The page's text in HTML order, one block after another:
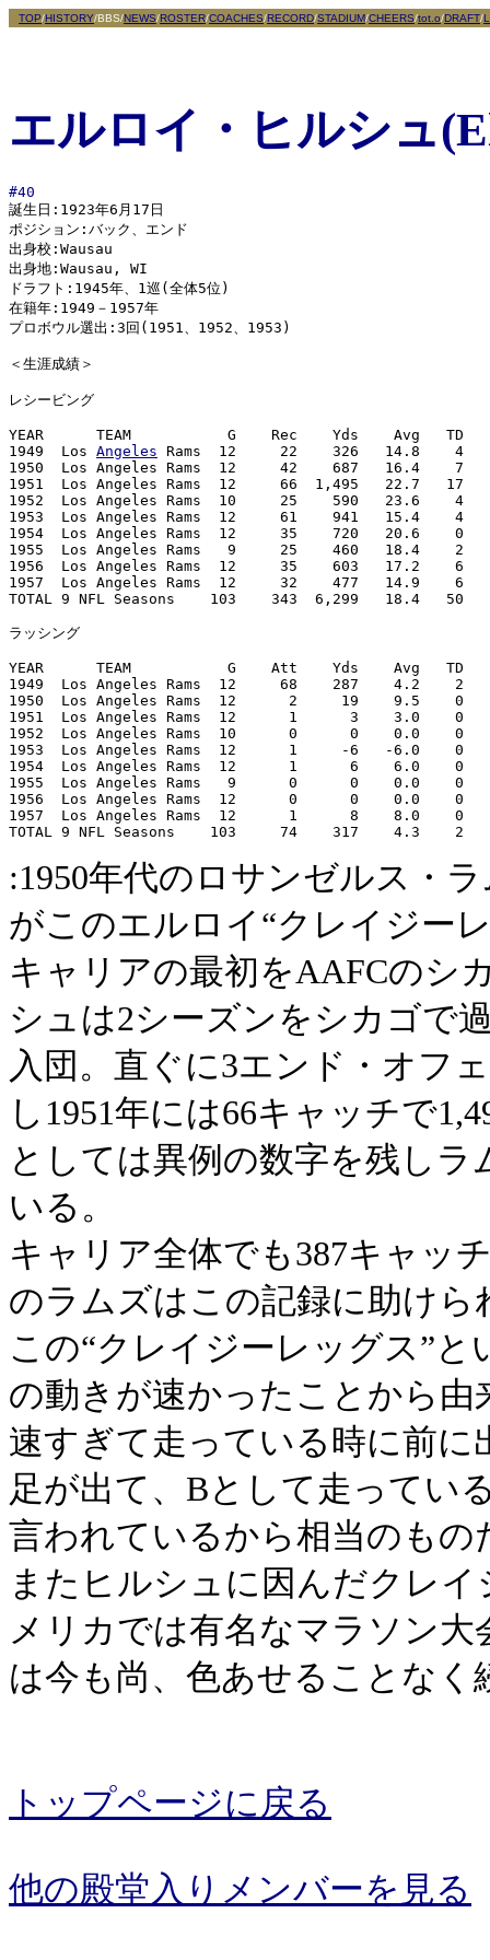
TOP/HISTORY/BBS/NEWS/ROSTER/COACHES/RECORD/STADIUM/CHEERS/tot.o/DRAFT/
エルロイ・ヒルシュ
#40
誕生日:1923年6月17日
ポジション:バック、エンド
出身校:Wausau
出身地:Wausau, WI
ドラフト:1945年、1巡(全体5位)
在籍年:1949－1957年
プロボウル選出:3回(1951、1952、1953)
＜生涯成績＞
レシービング
YEAR      TEAM           G    Rec    Yds    Avg
1949  Los Angeles Rams  12     22    326   14.8    4
1950  Los Angeles Rams  12     42    687   16.4    7
1951  Los Angeles Rams  12     66  1,495   22.7   17
1952  Los Angeles Rams  10     25    590   23.6    4
1953  Los Angeles Rams  12     61    941   15.4    4
1954  Los Angeles Rams  12     35    720   20.6    0
1955  Los Angeles Rams   9     25    460   18.4    2
1956  Los Angeles Rams  12     35    603   17.2    6
1957  Los Angeles Rams  12     32    477   14.9    6
TOTAL 9 NFL Seasons    103    343  6,299   18.4   50
ラッシング
YEAR      TEAM           G    Att    Yds    Avg
1949  Los Angeles Rams  12     68    287    4.2    2
1950  Los Angeles Rams  12      2     19    9.5    0
1951  Los Angeles Rams  12      1      3    3.0    0
1952  Los Angeles Rams  10      0      0    0.0    0
1953  Los Angeles Rams  12      1     -6   -6.0    0
1954  Los Angeles Rams  12      1      6    6.0    0
1955  Los Angeles Rams   9      0      0    0.0    0
1956  Los Angeles Rams  12      0      0    0.0    0
1957  Los Angeles Rams  12      1      8    8.0    0
:1950年代のロサンゼルス・
がこのエルロイ“クレイジー
キャリアの最初をAAFCのシ
シュは2シーズンをシカゴで
入団。直ぐに3エンド・オフ
し1951年には66キャッチで
としては異例の数字を残し
いる。
キャリア全体でも387キャッ
のラムズはこの記録に助けら
この“クレイジーレッグス”
の動きが速かったことから
速すぎて走っている時に前
足が出て、Bとして走ってい
言われているから相当のもの
またヒルシュに因んだクレ
メリカでは有名なマラソン
は今も尚、色あせることな
トップページに戻る
他の殿堂入りメンバーを見る